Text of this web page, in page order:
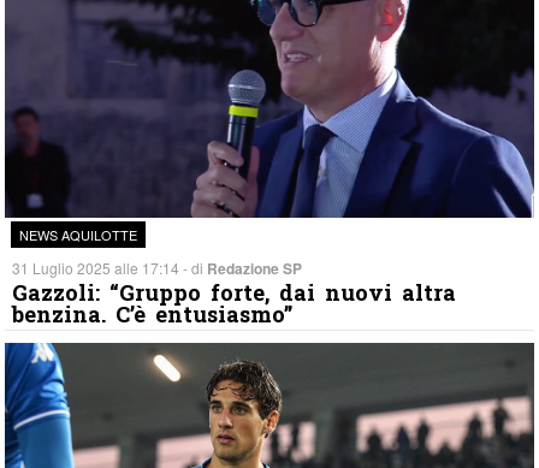
NEWS AQUILOTTE
31 Luglio 2025 alle 17:14 - di Redazione SP
Gazzoli: “Gruppo forte, dai nuovi altra
benzina. C’è entusiasmo”